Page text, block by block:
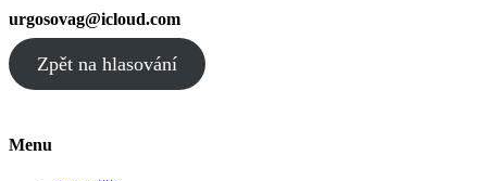
urgosovag@icloud.com
Zpět na hlasování
Menu